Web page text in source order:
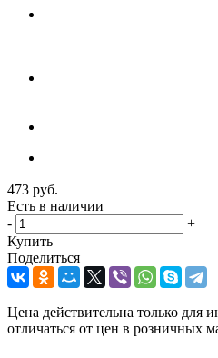
473 руб.
Есть в наличии
-
+
Купить
Поделиться
Цена действительна только для
отличаться от цен в розничных